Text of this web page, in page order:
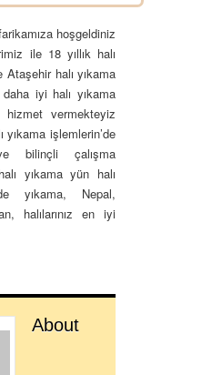
hoşgeldiniz
ile 18 yıllık halı
halı yıkama
iyi halı yıkama
hizmet vermekteyiz
yıkama işlemlerin’de
bilinçli çalışma
yıkama yün halı
yıkama, Nepal,
halılarınız en iyi
About